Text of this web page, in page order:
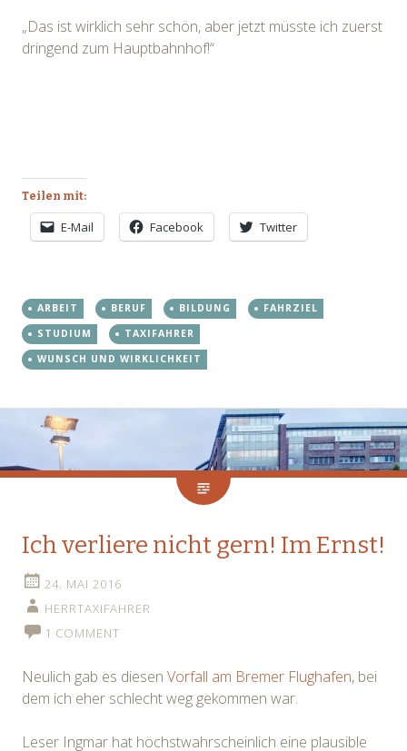
„Das ist wirklich sehr schön, aber jetzt müsste ich zuerst
dringend zum Hauptbahnhof!“
Teilen mit:
E-Mail Facebook Twitter
ARBEIT BERUF BILDUNG
FAHRZIEL
STUDIUM
TAXIFAHRER
WUNSCH UND WIRKLICHKEIT
Ich verliere nicht gern! Im Ernst!
24. MAI 2016
HERRTAXIFAHRER
1 COMMENT
Neulich gab es diesen Vorfall am Bremer Flughafen, bei
dem ich eher schlecht weg gekommen war.
Leser Ingmar hat höchstwahrscheinlich eine plausible